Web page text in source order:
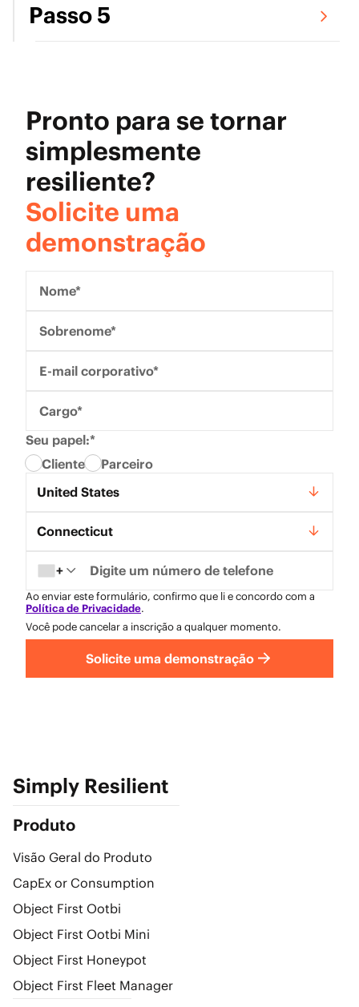
Passo 5
Pronto para se tornar
simplesmente
resiliente?
Solicite uma
demonstração
Nome*
Sobrenome*
E-mail corporativo*
Cargo*
Seu papel:*
Cliente
Parceiro
País*
United States
Estado*
Connecticut
+
Ao enviar este formulário, confirmo que li e concordo com a
Política de Privacidade.
Você pode cancelar a inscrição a qualquer momento.
Solicite uma demonstração
Simply Resilient
Produto
Visão Geral do Produto
CapEx or Consumption
Object First Ootbi
Object First Ootbi Mini
Object First Honeypot
Object First Fleet Manager